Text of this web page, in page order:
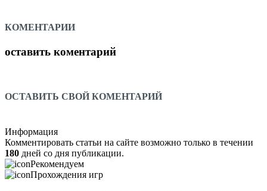
КОМЕНТАРИИ
оставить коментарий
ОСТАВИТЬ СВОЙ КОМЕНТАРИЙ
Информация
Комментировать статьи на сайте возможно только в течении
180 дней со дня публикации.
Рекомендуем
Прохождения игр